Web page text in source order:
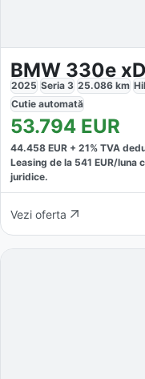
2025 Seria 3 25.086 km
Cutie automată
53.794 EUR
44.458 EUR + 21% TVA
Leasing de la 541 EUR/luna
juridice.
Vezi oferta